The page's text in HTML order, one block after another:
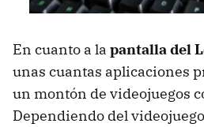
En cuanto a la pantalla del
unas cuantas aplicaciones
un montón de videojuegos
Dependiendo del